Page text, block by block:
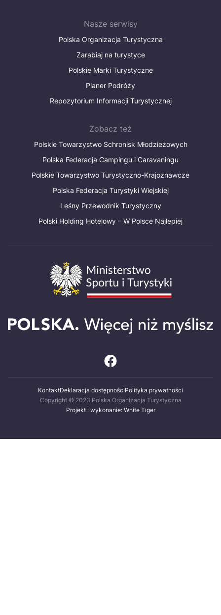
Nasze serwisy
Polska Organizacja Turystyczna
Zarabiaj na turystyce
Polskie Marki Turystyczne
Planer Podróży
Repozytorium Informacji Turystycznej
Zobacz też
Polskie Towarzystwo Schronisk Młodzieżowych
Polska Federacja Campingu i Caravaningu
Polskie Towarzystwo Turystyczno-Krajoznawcze
Polska Federacja Turystyki Wiejskiej
Leśny Przewodnik Turystyczny
Polski Holding Hotelowy – W Polsce Najlepiej
KontaktDeklaracja dostępnościPolityka prywatności
Copyright © 2023 Polska Organizacja Turystyczna
Projekt i wykonanie: White Tiger